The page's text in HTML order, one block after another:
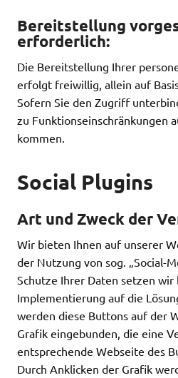
Bereitstellung
erforderlich:
Die Bereitstellung Ihrer
erfolgt freiwillig, allein auf
Sofern Sie den Zugriff
zu Funktionseinschränkungen
kommen.
Social Plugins
Art und Zweck der
Wir bieten Ihnen auf unserer
der Nutzung von sog. „Social-
Schutze Ihrer Daten setzen wir
Implementierung auf die
werden diese Buttons auf der
Grafik eingebunden, die eine
entsprechende Webseite des
Durch Anklicken der Grafik